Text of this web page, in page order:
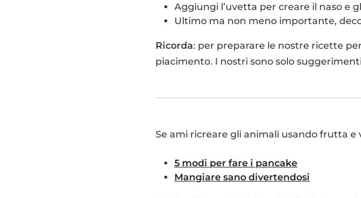
Aggiungi l’uvetta per creare il naso e
Ultimo ma non meno importante,
Ricorda: per preparare le nostre ricette
piacimento. I nostri sono solo
Se ami ricreare gli animali usando frutta e
5 modi per fare i pancake
Mangiare sano divertendosi